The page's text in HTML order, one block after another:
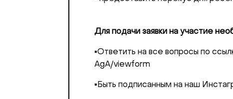
Для подачи заявки на участие
▪️Ответить на все вопросы по
AgA/viewform
▪️Быть подписанным на наш